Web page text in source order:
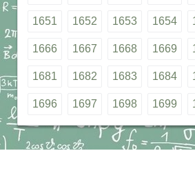
1651 1652 1653 1654
1666 1667 1668 1669
1681 1682 1683 1684
1696 1697 1698 1699